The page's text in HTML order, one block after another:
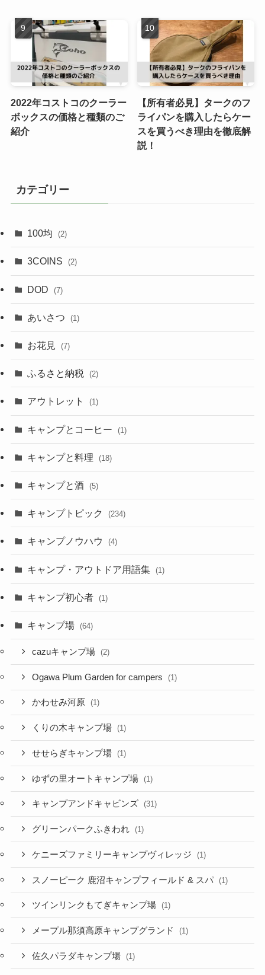
2022年コストコのクーラー
ボックスの価格と種類のご
紹介
【所有者必見】タークのフ
ライパンを購入したらケー
スを買うべき理由を徹底解
説！
カテゴリー
100均 (2)
3COINS (2)
DOD (7)
あいさつ (1)
お花見 (7)
ふるさと納税 (2)
アウトレット (1)
キャンプとコーヒー (1)
キャンプと料理 (18)
キャンプと酒 (5)
キャンプトピック (234)
キャンプノウハウ (4)
キャンプ・アウトドア用語集 (1)
キャンプ初心者 (1)
キャンプ場 (64)
cazuキャンプ場 (2)
Ogawa Plum Garden for campers (1)
かわせみ河原 (1)
くりの木キャンプ場 (1)
せせらぎキャンプ場 (1)
ゆずの里オートキャンプ場 (1)
キャンプアンドキャビンズ (31)
グリーンパークふきわれ (1)
ケニーズファミリーキャンプヴィレッジ (1)
スノーピーク 鹿沼キャンプフィールド & スパ (1)
ツインリンクもてぎキャンプ場 (1)
メープル那須高原キャンプグランド (1)
佐久パラダキャンプ場 (1)